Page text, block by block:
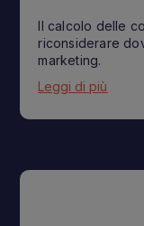
Il calcolo delle
riconsiderare
marketing.
Leggi di più